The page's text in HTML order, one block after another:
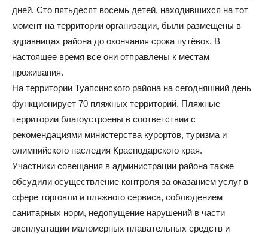
дней. Сто пятьдесят восемь детей, находившихся на тот
момент на территории организации, были размещены в
здравницах района до окончания срока путёвок. В
настоящее время все они отправлены к местам
проживания.
На территории Туапсинского района на сегодняшний день
функционирует 70 пляжных территорий. Пляжные
территории благоустроены в соответствии с
рекомендациями министерства курортов, туризма и
олимпийского наследия Краснодарского края.
Участники совещания в администрации района также
обсудили осуществление контроля за оказанием услуг в
сфере торговли и пляжного сервиса, соблюдением
санитарных норм, недопущение нарушений в части
эксплуатации маломерных плавательных средств и